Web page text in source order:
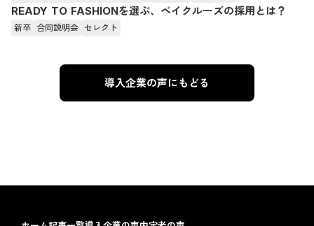
READY TO FASHIONを選ぶ、ベイクルーズの採用とは？
新卒 合同説明会 セレクト
導入企業の声にもどる